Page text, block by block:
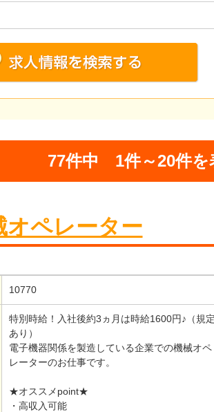
77件中 1件～20件を
オペレーター
10770
特別時給！入社後約3ヵ月は時給1600円♪（規
あり）
電子機器関係を製造している企業での機械オペ
レーターのお仕事です。
★オススメpoint★
・高収入可能